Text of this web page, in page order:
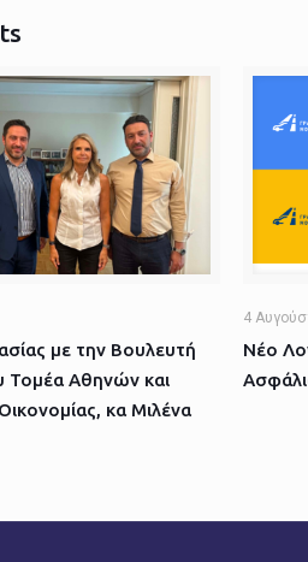
με την Βουλευτή
Τομέα Αθηνών και
κα Μιλένα
4
Νέο